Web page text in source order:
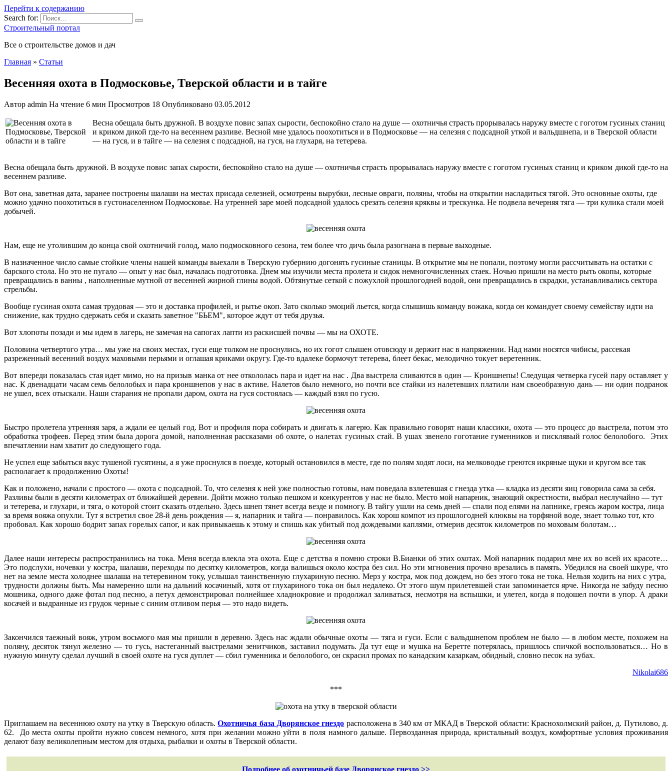
Перейти к содержанию
Search for:
Строительный портал
Все о строительстве домов и дач
Главная » Статьи
Весенняя охота в Подмосковье, Тверской области и в тайге
Автор admin На чтение 6 мин Просмотров 18 Опубликовано 03.05.2012
Весна обещала быть дружной. В воздухе повис запах сырости, беспокойно стало на душе — охотничья страсть прорывалась наружу вместе с гоготом гусиных станиц
и криком дикой где-то на весеннем разливе. Весной мне удалось поохотиться и в Подмосковье — на селезня с подсадной уткой и вальдшнепа, и в Тверской области
— на гуся, и в тайге — на селезня с подсадной, на гуся, на глухаря, на тетерева.
Весна обещала быть дружной. В воздухе повис запах сырости, беспокойно стало на душе — охотничья страсть прорывалась наружу вместе с гоготом гусиных станиц и криком дикой где-то на
весеннем разливе.
Вот она, заветная дата, заранее построены шалаши на местах присада селезней, осмотрены вырубки, лесные овраги, поляны, чтобы на открытии насладиться тягой. Это основные охоты, где
можно удачно поохотиться в густонаселенном Подмосковье. На утренней заре моей подсадной удалось срезать селезня кряквы и трескунка. Не подвела вечерняя тяга — три кулика стали моей
добычей.
Нам, еще не утолившим до конца свой охотничий голод, мало подмосковного сезона, тем более что дичь была разогнана в первые выходные.
В назначенное число самые стойкие члены нашей команды выехали в Тверскую губернию догонять гусиные станицы. В открытие мы не попали, поэтому могли рассчитывать на остатки с
барского стола. Но это не пугало — опыт у нас был, началась подготовка. Днем мы изучили места пролета и сидок немногочисленных стаек. Ночью пришли на место рыть окопы, которые
превращались в ванны , наполненные мутной от весенней жирной глины водой. Обтянутые сеткой с пожухлой прошлогодней водой, они превращались в скрадки, устанавливались сектора
стрельбы.
Вообще гусиная охота самая трудовая — это и доставка профилей, и рытье окоп. Зато сколько эмоций льется, когда слышишь команду вожака, когда он командует своему семейству идти на
снижение, как трудно сдержать себя и сказать заветное "БЬЕМ", которое ждут от тебя друзья.
Вот хлопоты позади и мы идем в лагерь, не замечая на сапогах лапти из раскисшей почвы — мы на ОХОТЕ.
Половина четвертого утра… мы уже на своих местах, гуси еще толком не проснулись, но их гогот слышен отовсюду и держит нас в напряжении. Над нами носятся чибисы, рассекая
разреженный весенний воздух маховыми перьями и оглашая криками округу. Где-то вдалеке бормочут тетерева, блеет бекас, мелодично токует веретенник.
Вот впереди показалась стая идет мимо, но на призыв манка от нее откололась пара и идет на нас . Два выстрела сливаются в один — Кроншнепы! Следущая четверка гусей пару оставляет у
нас. К двенадцати часам семь белолобых и пара кроншнепов у нас в активе. Налетов было немного, но почти все стайки из налетевших платили нам своеобразную дань — ни один подранок
не ушел, всех отыскали. Наши старания не пропали даром, охота на гуся состоялась — каждый взял по гусю.
Быстро пролетела утренняя заря, а ждали ее целый год. Вот и профиля пора собирать и двигать к лагерю. Как правильно говорят наши классики, охота — это процесс до выстрела, потом это
обработка трофеев. Перед этим была дорога домой, наполненная рассказами об охоте, о налетах гусиных стай. В ушах звенело гоготание гуменников и писклявый голос белолобого. Этих
впечатлении нам хватит до следующего года.
Не успел еще забыться вкус тушеной гусятины, а я уже проснулся в поезде, который остановился в месте, где по полям ходят лоси, на мелководье греются икряные щуки и кругом все так
располагает к продолжению Охоты!
Как и положено, начали с простого — охота с подсадной. То, что селезня к ней уже полностью готовы, нам поведала взлетевшая с гнезда утка — кладка из десяти яиц говорила сама за себя.
Разливы были в десяти километрах от ближайшей деревни. Дойти можно только пешком и конкурентов у нас не было. Место мой напарник, знающий окрестности, выбрал неслучайно — тут
и тетерева, и глухари, и тяга, о которой стоит сказать отдельно. Здесь шнеп тянет всегда везде и помногу. В тайгу ушли на семь дней — спали под елями на лапнике, греясь жаром костра, лица
за время вояжа опухли. Тут я встретил свое 28-й день рождения — я, напарник и тайга — понравилось. Как хорош компот из прошлогодней клюквы на торфяной воде, знает только тот, кто
пробовал. Как хорошо бодрит запах горелых сапог, и как привыкаешь к этому и спишь как убитый под дождевыми каплями, отмерив десяток километров по моховым болотам…
Далее наши интересы распространились на тока. Меня всегда влекла эта охота. Еще с детства я помню строки В.Бианки об этих охотах. Мой напарник подарил мне их во всей их красоте…
Это подслухи, ночевки у костра, шалаши, переходы по десятку километров, когда валишься около костра без сил. Но эти мгновения прочно врезались в память. Убедился на своей шкуре, что
нет на земле места холоднее шалаша на тетеревином току, услышал таинственную глухариную песню. Мерз у костра, мок под дождем, но без этого тока не тока. Нельзя ходить на них с утра,
трудности должны быть. Мы намеренно шли на дальний косачиный, хотя от глухариного тока он был недалеко. От этого шум прилетевшей стаи запоминается ярче. Никогда не забуду песню
мошника, одного даже фотал под песню, а петух демонстрировал полнейшее хладнокровие и продолжал заливаться, несмотря на вспышки, и улетел, когда я подошел почти в упор. А драки
косачей и выдранные из грудок черные с синим отливом перья — это надо видеть.
Закончился таежный вояж, утром восьмого мая мы пришли в деревню. Здесь нас ждали обычные охоты — тяга и гуси. Если с вальдшнепом проблем не было — в любом месте, похожем на
поляну, десяток тянул железно — то гусь, настеганный выстрелами зенитчиков, заставил подумать. Да тут еще и мушка на Беретте потерялась, пришлось спичкой воспользоваться… Но в
нужную минуту сделал лучший в своей охоте на гуся дуплет — сбил гуменника и белолобого, он скрасил промах по канадским казаркам, обидный, словно песок на зубах.
Nikolai686
***
Приглашаем на весеннюю охоту на утку в Тверскую область.Охотничья база Дворянское гнездо расположена в 340 км от МКАД в Тверской области: Краснохолмский район, д. Путилово, д.
62. До места охоты пройти нужно совсем немного, хотя при желании можно уйти в поля намного дальше. Первозданная природа, кристальный воздух, комфортные условия проживания
делают базу великолепным местом для отдыха, рыбалки и охоты в Тверской области.
Подробнее об охотничьей базе Дворянское гнездо >>